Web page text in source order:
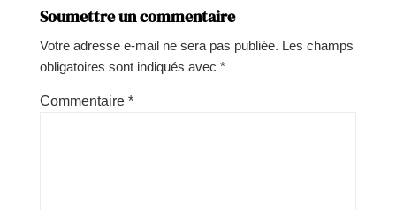
Soumettre un commentaire
Votre adresse e-mail ne sera pas publiée. Les champs
obligatoires sont indiqués avec *
Commentaire *